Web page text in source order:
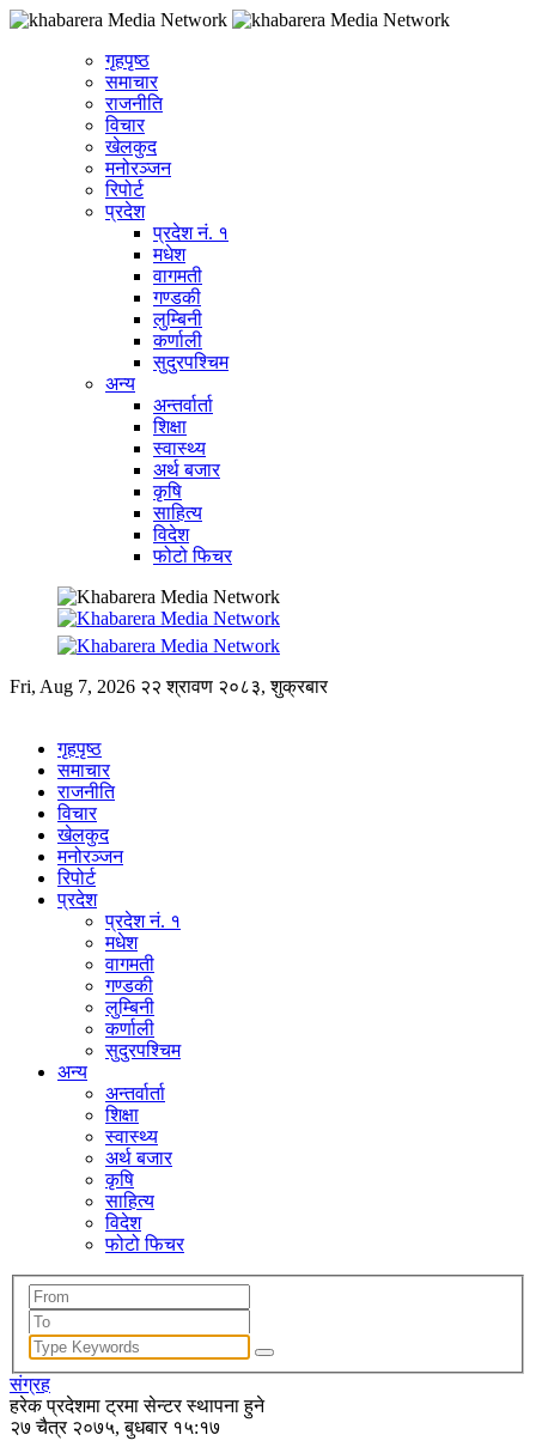
गृहपृष्ठ
समाचार
राजनीति
विचार
खेलकुद
मनोरञ्जन
रिपोर्ट
प्रदेश
प्रदेश नं. १
मधेश
वागमती
गण्डकी
लुम्बिनी
कर्णाली
सुदुरपश्चिम
अन्य
अन्तर्वार्ता
शिक्षा
स्वास्थ्य
अर्थ बजार
कृषि
साहित्य
विदेश
फोटो फिचर
Fri, Aug 7, 2026 २२ श्रावण २०८३, शुक्रबार
गृहपृष्ठ
समाचार
राजनीति
विचार
खेलकुद
मनोरञ्जन
रिपोर्ट
प्रदेश
प्रदेश नं. १
मधेश
वागमती
गण्डकी
लुम्बिनी
कर्णाली
सुदुरपश्चिम
अन्य
अन्तर्वार्ता
शिक्षा
स्वास्थ्य
अर्थ बजार
कृषि
साहित्य
विदेश
फोटो फिचर
संग्रह
हरेक प्रदेशमा ट्रमा सेन्टर स्थापना हुने
२७ चैत्र २०७५, बुधबार १५:१७